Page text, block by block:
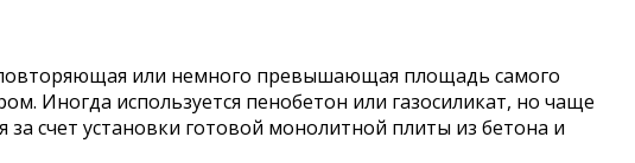
или немного превышающая площадь самого
Иногда используется пенобетон или газосиликат, но чаще
счет установки готовой монолитной плиты из бетона и